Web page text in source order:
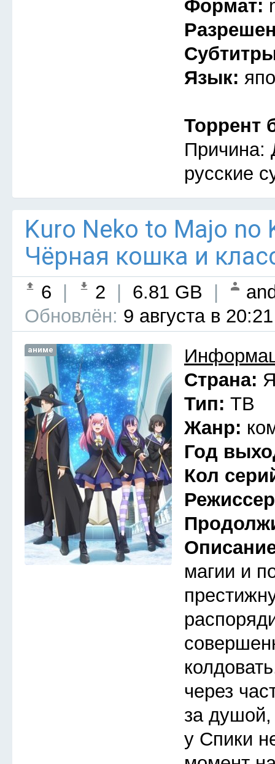
Формат:
Язык:
Торрент
Причина:
русские
Kuro Neko to Majo no
Чёрная кошка и
6 2 6.81 GB
Обновлён: 9 августа в 20:21
аниме
Страна:
Тип: ТВ
Жанр:
Год
Кол
магии и
через
за душой,
у Спики